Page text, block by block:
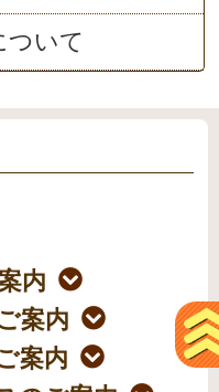
ついて
内
案内
案内